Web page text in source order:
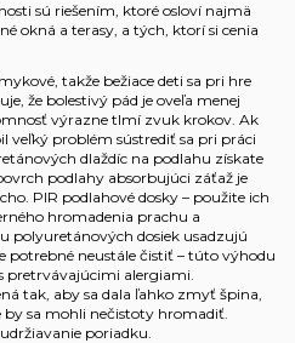
sú riešením, ktoré osloví najmä
okná a terasy, a tých, ktorí si cenia
takže bežiace deti sa pri hre
že bolestivý pád je oveľa menej
výrazne tlmí zvuk krokov. Ak
problém sústrediť sa pri práci
dlaždíc na podlahu získate
podlahy absorbujúci záťaž je
PIR podlahové dosky – použite ich
hromadenia prachu a
polyuretánových dosiek usadzujú
potrebné neustále čistiť – túto výhodu
pretrvávajúcimi alergiami.
tak, aby sa dala ľahko zmyť špina,
by sa mohli nečistoty hromadiť.
poriadku.